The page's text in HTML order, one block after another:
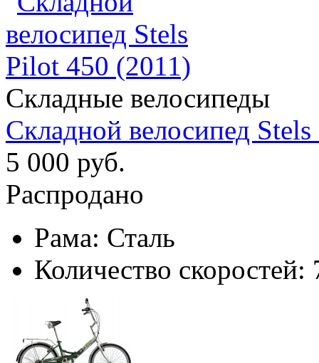
Складные велосипеды
Складной велосипед
5 000 руб.
Распродано
Рама: Сталь
Количество скоростей: